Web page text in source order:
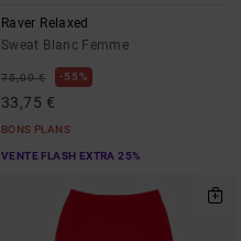
Raver Relaxed
Sweat Blanc Femme
75,00 € 55%
33,75 €
BONS PLANS
VENTE FLASH EXTRA 25%